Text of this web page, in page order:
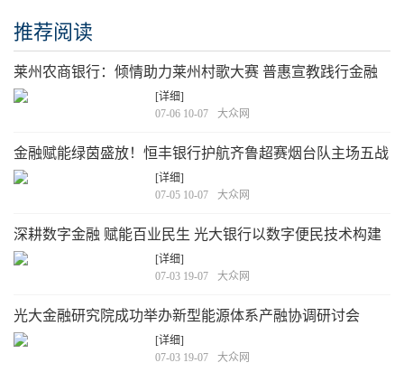
推荐阅读
莱州农商银行：倾情助力莱州村歌大赛 普惠宣教践行金融
为民
[详细]
07-06 10-07
大众网
金融赋能绿茵盛放！恒丰银行护航齐鲁超赛烟台队主场五战
全胜
[详细]
07-05 10-07
大众网
深耕数字金融 赋能百业民生 光大银行以数字便民技术构建
场景服务新生态
[详细]
07-03 19-07
大众网
光大金融研究院成功举办新型能源体系产融协调研讨会
[详细]
07-03 19-07
大众网